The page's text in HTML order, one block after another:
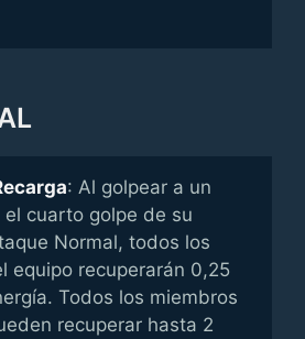
: Al golpear a un
el cuarto golpe de su
Normal, todos los
equipo recuperarán 0,25
Todos los miembros
recuperar hasta 2